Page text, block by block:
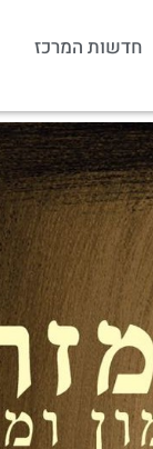
חדשות המרכז